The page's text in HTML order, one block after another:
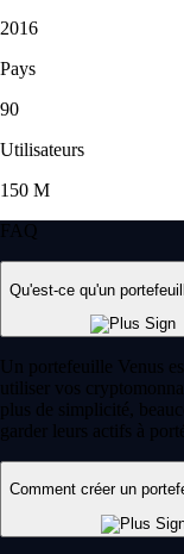
2016
Pays
90
Utilisateurs
150 M
FAQ
Qu'est-ce qu'un
Un portefeuille Venus
utiliser vos
plus de simplicité,
garder leurs actifs à
Comment créer un